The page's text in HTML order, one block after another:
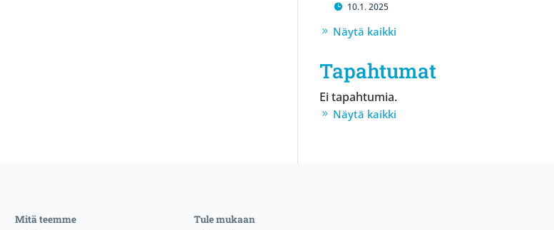
10.1. 2025
Näytä kaikki
Tapahtumat
Ei tapahtumia.
Näytä kaikki
Mitä teemme Tule mukaan